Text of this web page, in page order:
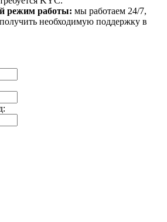
режим работы: мы работаем 24/7,
необходимую поддержку в